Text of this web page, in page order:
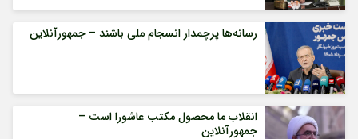
رسانه‌ها پرچمدار انسجام ملی باشند – جمهورآنلاین
انقلاب ما محصول مکتب عاشورا است –
جمهورآنلاین